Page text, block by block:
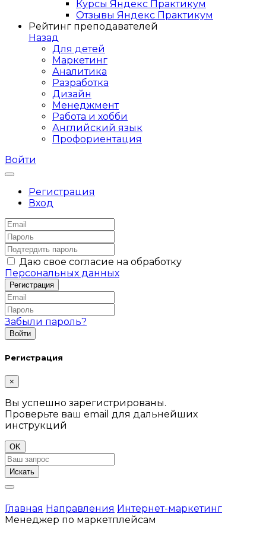
Курсы Яндекс Практикум
Отзывы Яндекс Практикум
Рейтинг преподавателей
Назад
Для детей
Маркетинг
Аналитика
Разработка
Дизайн
Менеджмент
Работа и хобби
Английский язык
Профориентация
Войти
Регистрация
Вход
Даю свое согласие на обработку
Персональных данных
Забыли пароль?
Регистрация
×
Вы успешно зарегистрированы.
Проверьте ваш email для дальнейших
инструкций
OK
Искать
Главная Направления Интернет-маркетинг
Менеджер по маркетплейсам